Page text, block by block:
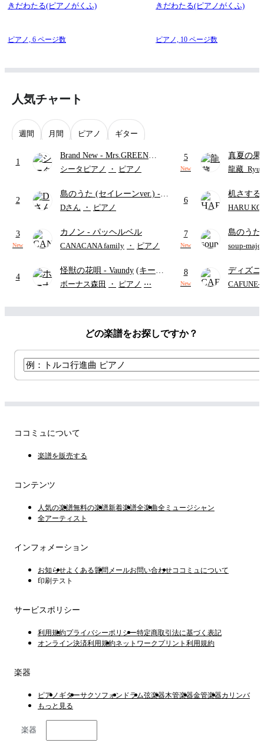
きだわたる(ピアノがくふ)
ピアノ, 6 ページ数
きだわたる(ピアノがくふ)
ピアノ, 10 ページ数
人気チャート
週間 月間 ピアノ ギター
1
Brand New - Mrs.GREEN
APPLE
シータピアノ ・ ピアノ
2
島のうた (セイレーンver.) -
セイレーン(CV.鈴木みのり)
ード・ペダル付き/『映画ちい
かわ 人魚の島のひみつ』よ
Dさん ・ ピアノ
3
New
カノン - パッヘルベル
CANACANA family ・ ピアノ
4
怪獣の花唄 - Vaundy (キーボ
ードパート)
ボーナス森田 ・ ピアノ ⋯
5
New
真夏の
ターズ
龍藏
6
机さする
HARU
7
New
島のうた
映画ちい
soup-majo
8
New
ディズ
レー-
ード有)
CAFUNE-
どの楽譜をお探しですか？
ココミュについて
楽譜を販売する
コンテンツ
人気の楽譜無料の楽譜新着楽譜全楽曲全ミュージシャン
全アーティスト
インフォメーション
お知らせよくある質問 メールお問い合わせココミュについて
印刷テスト
サービスポリシー
利用規約プライバシーポリシー特定商取引法に基づく表記
オンライン決済利用規約ネットワークプリント利用規約
楽器
ピアノ ギターサクソフォン ドラム弦楽器木管楽器金管楽器カリンバ
もっと見る
楽器